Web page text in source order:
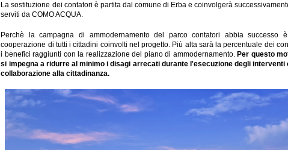
La sostituzione dei contatori è partita dal comune di Erba e coinvolgerà
serviti da COMO ACQUA.
Perchè la campagna di ammodernamento del parco contatori abbia successo
cooperazione di tutti i cittadini coinvolti nel progetto. Più alta sarà la percentuale dei
i benefici raggiunti con la realizzazione del piano di ammodernamento. Per questo
si impegna a ridurre al minimo i disagi arrecati durante l'esecuzione degli
collaborazione alla cittadinanza.